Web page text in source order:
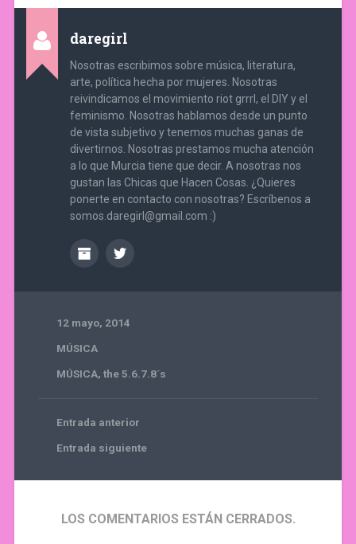
daregirl
Nosotras escribimos sobre música, literatura,
arte, política hecha por mujeres. Nosotras
reivindicamos el movimiento riot grrrl, el DIY y el
feminismo. Nosotras hablamos desde un punto
de vista subjetivo y tenemos muchas ganas de
divertirnos. Nosotras prestamos mucha atención
a lo que Murcia tiene que decir. A nosotras nos
gustan las Chicas que Hacen Cosas. ¿Quieres
ponerte en contacto con nosotras? Escríbenos a
somos.daregirl@gmail.com :)
12 mayo, 2014
MÚSICA
MÚSICA, the 5.6.7.8´s
Entrada anterior
Entrada siguiente
LOS COMENTARIOS ESTÁN CERRADOS.